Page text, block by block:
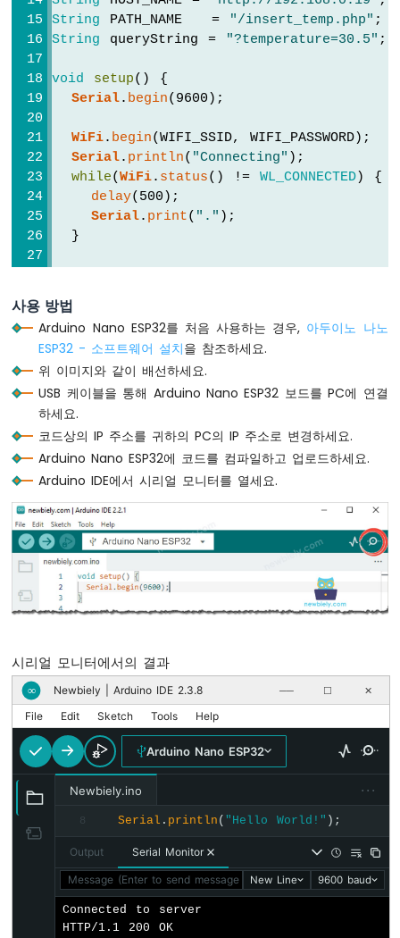
ESP32
파
서
-
아
이
나
노
-
초
음
파
센
-
서
터
아
두
이
노
나
노
ESP32
-
String PATH_NAME   = "/insert_temp.php" ;
String queryString = "?temperature=30.5" ;
void setup() {
Serial. begin(9600);
WiFi. begin(WIFI_SSID, WIFI_PASSWORD);
Serial. println( "Connecting" );
while(WiFi. status() != WL_CONNECTED) {
delay(500);
Serial. print( "." );
  }
Serial
HTTPClient http;
http.begin (HOST_NAME + PATH_NAME +
int
// httpCode will be negative on error
(httpCode > 0) {
// file found at server
if(httpCode == HTTP_CODE_OK) {
String payload = http.getString();
Serial.println(payload);
    }
else
// HTTP header has been send and
Serial.printf("[HTTP] GET... code:
Serial .printf(
  }
http.end();
}
void loop() {
사용 방법
Arduino Nano ESP32를 처음 사용하는 경우, 아두이노 나노
ESP32 - 소프트웨어 설치을 참조하세요.
위 이미지와 같이 배선하세요.
USB 케이블을 통해 Arduino Nano ESP32 보드를 PC에 연결
하세요.
코드상의 IP 주소를 귀하의 PC의 IP 주소로 변경하세요.
Arduino Nano ESP32에 코드를 컴파일하고 업로드하세요.
Arduino IDE에서 시리얼 모니터를 열세요.
시리얼 모니터에서의 결과
∞ Newbiely | Arduino IDE 2.3.8 ── ☐ ✕
File Edit Sketch Tools Help
Arduino Nano ESP32
Newbiely.ino ···
8 Serial . println ( "Hello World!" );
Output Serial Monitor
Message (Enter to send message to 'Arduino Nano ESP32' on
New Line 9600 baud
Connected to server
HTTP/1.1 200 OK